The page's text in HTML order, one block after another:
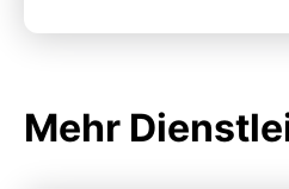
Mehr